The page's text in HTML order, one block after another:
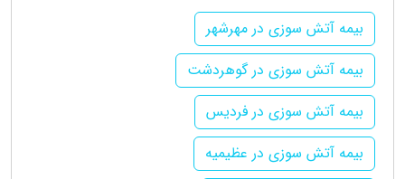
بیمه آتش سوزی در مهرشهر
بیمه آتش سوزی در گوهردشت
بیمه آتش سوزی در فردیس
بیمه آتش سوزی در عظیمیه